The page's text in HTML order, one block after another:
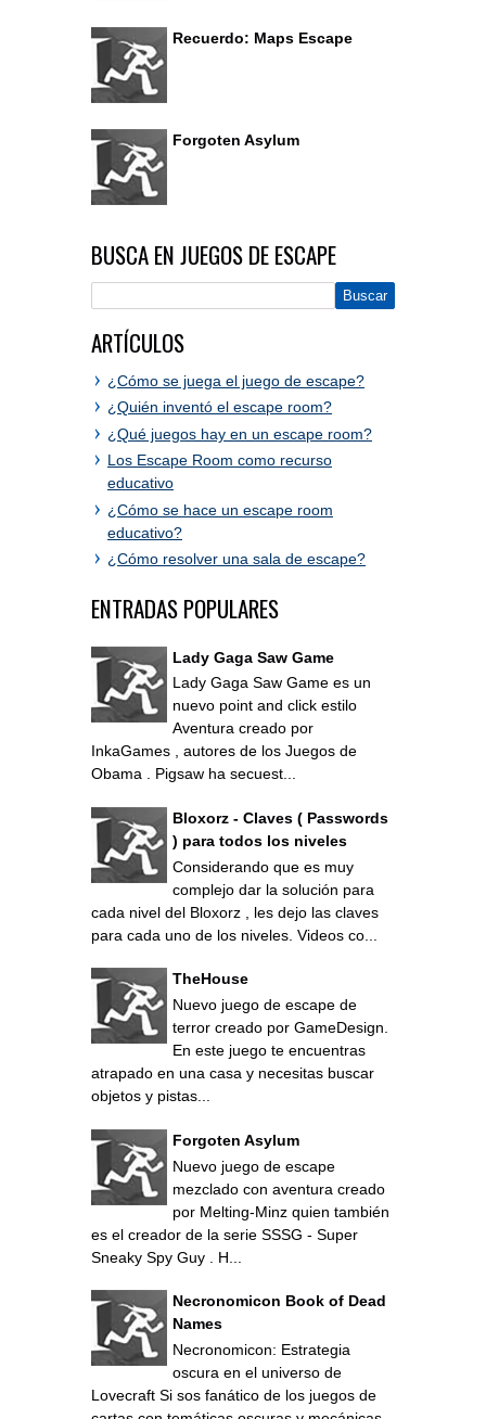
Recuerdo: Maps Escape
Forgoten Asylum
BUSCA EN JUEGOS DE ESCAPE
ARTÍCULOS
¿Cómo se juega el juego de escape?
¿Quién inventó el escape room?
¿Qué juegos hay en un escape room?
Los Escape Room como recurso
educativo
¿Cómo se hace un escape room
educativo?
¿Cómo resolver una sala de escape?
ENTRADAS POPULARES
Lady Gaga Saw Game
Lady Gaga Saw Game es un
nuevo point and click estilo
Aventura creado por
InkaGames , autores de los Juegos de
Obama . Pigsaw ha secuest...
Bloxorz - Claves ( Passwords
) para todos los niveles
Considerando que es muy
complejo dar la solución para
cada nivel del Bloxorz , les dejo las claves
para cada uno de los niveles. Videos co...
TheHouse
Nuevo juego de escape de
terror creado por GameDesign.
En este juego te encuentras
atrapado en una casa y necesitas buscar
objetos y pistas...
Forgoten Asylum
Nuevo juego de escape
mezclado con aventura creado
por Melting-Minz quien también
es el creador de la serie SSSG - Super
Sneaky Spy Guy . H...
Necronomicon Book of Dead
Names
Necronomicon: Estrategia
oscura en el universo de
Lovecraft Si sos fanático de los juegos de